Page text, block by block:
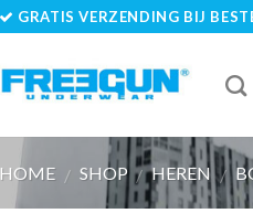
GRATIS VERZENDING BIJ
HOME / SHOP / HEREN /